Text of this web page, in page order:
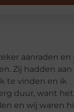
aanraden en
Zij hadden aan
te vinden en ik
duur, want het
en wij waren